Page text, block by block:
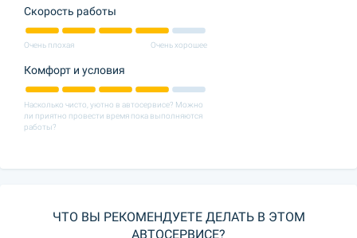
Скорость работы
Очень плохая Очень хорошее
Комфорт и условия
Насколько чисто, уютно в автосервисе? Можно
ли приятно провести время пока выполняются
работы?
ЧТО ВЫ РЕКОМЕНДУЕТЕ ДЕЛАТЬ В ЭТОМ
АВТОСЕРВИСЕ?